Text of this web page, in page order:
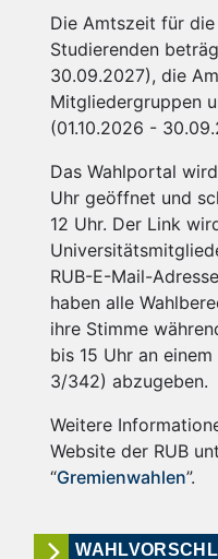
Die Amtszeit für
Studierenden
30.09.2027), die
Mitgliedergruppen
(01.10.2026 -
Das Wahlportal
Uhr geöffnet und
12 Uhr. Der Link
RUB-E-Mail-
haben alle
ihre Stimme
bis 15 Uhr an
3/342) abzugeben.
Weitere
Website der RUB
“Gremienwahlen”.